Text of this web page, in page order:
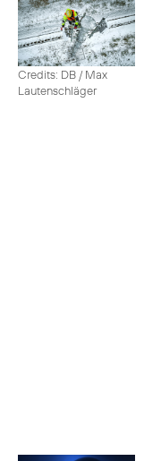
Credits: DB / Max
Lautenschläger